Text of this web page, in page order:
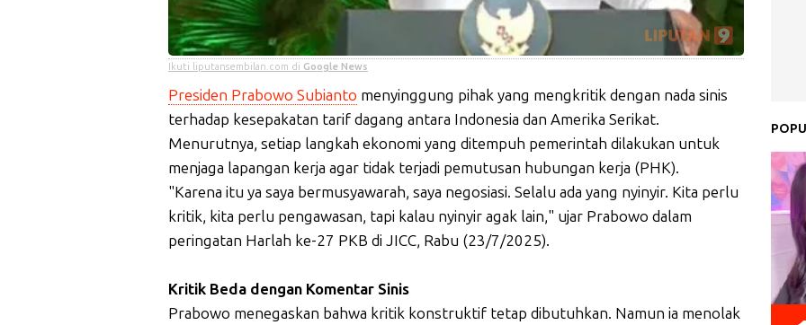
Ikuti liputansembilan.com di Google News
Presiden Prabowo Subianto menyinggung pihak yang mengkritik dengan nada sinis
terhadap kesepakatan tarif dagang antara Indonesia dan Amerika Serikat.
Menurutnya, setiap langkah ekonomi yang ditempuh pemerintah dilakukan untuk
menjaga lapangan kerja agar tidak terjadi pemutusan hubungan kerja (PHK).
"Karena itu ya saya bermusyawarah, saya negosiasi. Selalu ada yang nyinyir. Kita perlu
kritik, kita perlu pengawasan, tapi kalau nyinyir agak lain," ujar Prabowo dalam
peringatan Harlah ke-27 PKB di JICC, Rabu (23/7/2025).
Kritik Beda dengan Komentar Sinis
Prabowo menegaskan bahwa kritik konstruktif tetap dibutuhkan. Namun ia menolak